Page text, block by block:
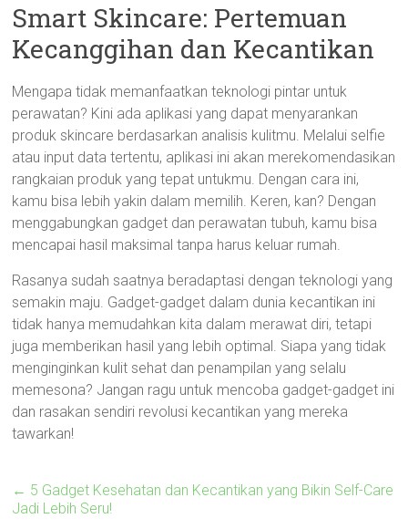
Smart Skincare: Pertemuan
Kecanggihan dan Kecantikan
Mengapa tidak memanfaatkan teknologi pintar untuk
perawatan? Kini ada aplikasi yang dapat menyarankan
produk skincare berdasarkan analisis kulitmu. Melalui selfie
atau input data tertentu, aplikasi ini akan merekomendasikan
rangkaian produk yang tepat untukmu. Dengan cara ini,
kamu bisa lebih yakin dalam memilih. Keren, kan? Dengan
menggabungkan gadget dan perawatan tubuh, kamu bisa
mencapai hasil maksimal tanpa harus keluar rumah.
Rasanya sudah saatnya beradaptasi dengan teknologi yang
semakin maju. Gadget-gadget dalam dunia kecantikan ini
tidak hanya memudahkan kita dalam merawat diri, tetapi
juga memberikan hasil yang lebih optimal. Siapa yang tidak
menginginkan kulit sehat dan penampilan yang selalu
memesona? Jangan ragu untuk mencoba gadget-gadget ini
dan rasakan sendiri revolusi kecantikan yang mereka
tawarkan!
← 5 Gadget Kesehatan dan Kecantikan yang Bikin Self-Care
Jadi Lebih Seru!